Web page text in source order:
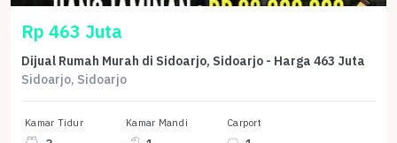
Rp 463 Juta
Dijual Rumah Murah di Sidoarjo, Sidoarjo - Harga 463 Juta
Sidoarjo, Sidoarjo
Kamar Tidur Kamar Mandi Carport